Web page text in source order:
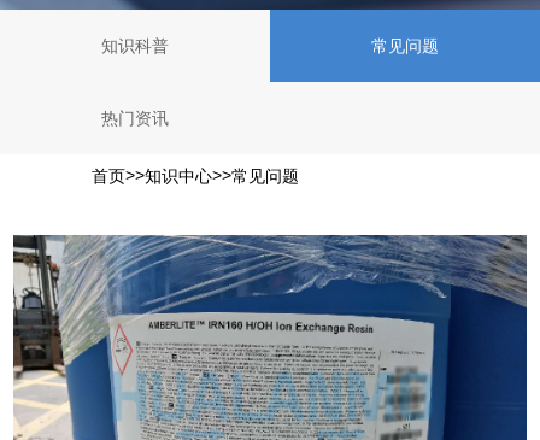
知识科普 常见问题
热门资讯
首页>>知识中心>>常见问题